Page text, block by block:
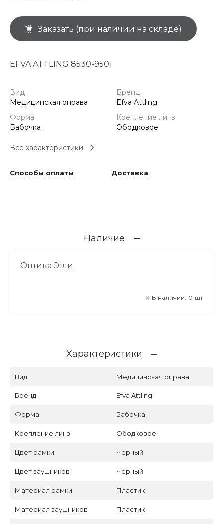
Заказать (при наличии на складе)
EFVA ATTLING 8530-9501
Вид
Медицинская оправа
Бренд
Efva Attling
Форма
Бабочка
Крепление линз
Ободковое
Все характеристики
Способы оплаты Доставка
Наличие
Оптика Этли
В наличии: 0 шт
Характеристики
Вид Медицинская оправа
Бренд Efva Attling
Форма Бабочка
Крепление линз Ободковое
Цвет рамки Черный
Цвет заушников Черный
Материал рамки Пластик
Материал заушников Пластик